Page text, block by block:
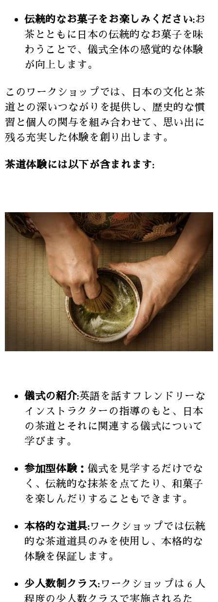
伝統的なお菓子をお楽しみください:お
茶とともに日本の伝統的なお菓子を味
わうことで、儀式全体の感覚的な体験
が向上します。
このワークショップでは、日本の文化と茶
道との深いつながりを提供し、歴史的な慣
習と個人の関与を組み合わせて、思い出に
残る充実した体験を創り出します。
茶道体験には以下が含まれます:
儀式の紹介:英語を話すフレンドリーな
インストラクターの指導のもと、日本
の茶道とそれに関連する儀式について
学びます。
参加型体験： 儀式を見学するだけでな
く、伝統的な抹茶を点てたり、和菓子
を楽しんだりすることもできます。
本格的な道具:ワークショップでは伝統
的な茶道道具のみを使用し、本格的な
体験を保証します。
少人数制クラス:ワークショップは 6 人